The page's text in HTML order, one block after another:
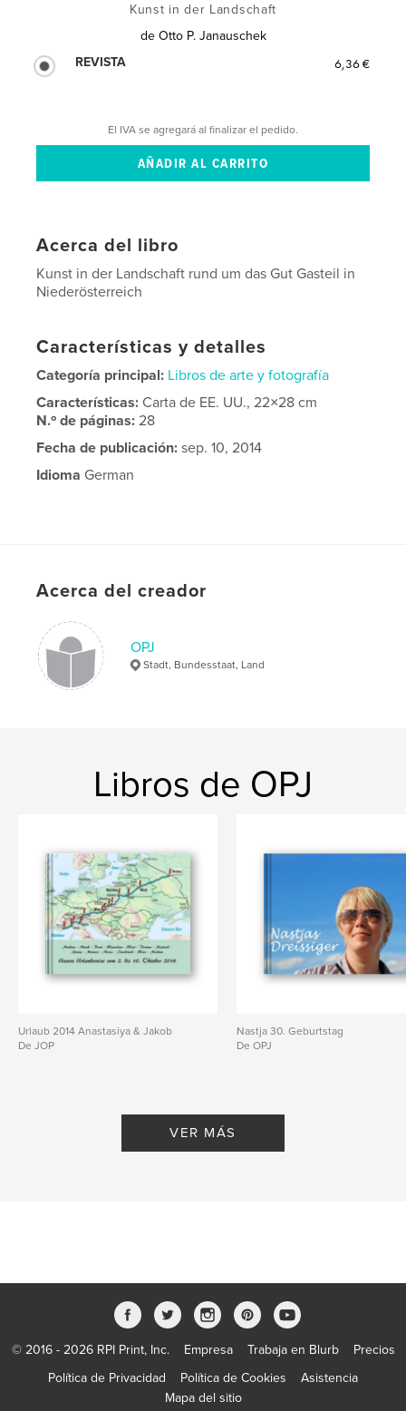
Kunst in der Landschaft
de Otto P. Janauschek
REVISTA
6,36 €
El IVA se agregará al finalizar el pedido.
Acerca del libro
Kunst in der Landschaft rund um das Gut Gasteil in
Niederösterreich
Características y detalles
Categoría principal: Libros de arte y fotografía
Características:Carta de EE. UU., 22×28 cm
N.º de páginas:28
Fecha de publicación: sep. 10, 2014
Idioma German
Acerca del creador
OPJ
Stadt, Bundesstaat, Land
Libros de OPJ
Urlaub 2014 Anastasiya & Jakob
De JOP
Nastja 30. Geburtstag
De OPJ
VER MÁS
© 2016 - 2026 RPI Print, Inc. Empresa Trabaja en Blurb
Precios
Política de Privacidad
Política de Cookies
Asistencia
Mapa del sitio